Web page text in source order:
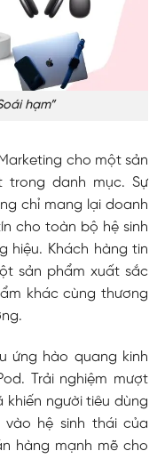
hạm”
cho một sản
danh mục. Sự
chỉ mang lại doanh
cho toàn bộ hệ sinh
hiệu. Khách hàng tin
sản phẩm xuất sắc
khác cùng thương
ứng hào quang kinh
Trải nghiệm mượt
người tiêu dùng
hệ sinh thái của
hàng mạnh mẽ cho